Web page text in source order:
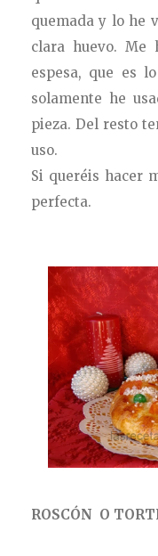
quemada y lo he
clara huevo. Me
espesa, que es
solamente he
pieza. Del resto
uso.
Si queréis hacer
perfecta.
ROSCÓN O